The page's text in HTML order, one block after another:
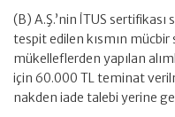
(B) A.Ş.’nin İTUS
tespit edilen kısmın
mükelleflerden yapılan
için 60.000 TL teminat
nakden iade talebi yerine